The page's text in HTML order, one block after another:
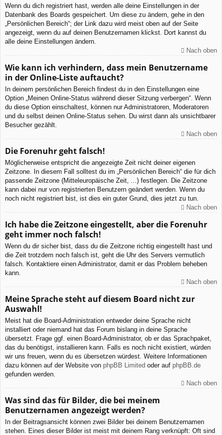
Wenn du dich registriert hast, werden alle deine Einstellungen in der
Datenbank des Boards gespeichert. Um diese zu ändern, gehe in den
„Persönlichen Bereich“; der Link dazu wird meist oben auf der Seite
angezeigt, wenn du auf deinen Benutzernamen klickst. Dort kannst du
alle deine Einstellungen ändern.
Nach oben
Wie kann ich verhindern, dass mein Benutzername
in der Online-Liste auftaucht?
In deinem persönlichen Bereich findest du in den Einstellungen eine
Option „Meinen Online-Status während dieser Sitzung verbergen“. Wenn
du diese Option einschaltest, können nur Administratoren, Moderatoren
und du selbst deinen Online-Status sehen. Du wirst dann als unsichtbarer
Besucher gezählt.
Nach oben
Die Forenuhr geht falsch!
Möglicherweise entspricht die angezeigte Zeit nicht deiner eigenen
Zeitzone. In diesem Fall solltest du im „Persönlichen Bereich“ die für dich
passende Zeitzone (Mitteleuropäische Zeit, ...) festlegen. Die Zeitzone
kann dabei nur von registrierten Benutzern geändert werden. Wenn du
noch nicht registriert bist, ist dies ein guter Grund, dies jetzt zu tun.
Nach oben
Ich habe die Zeitzone eingestellt, aber die Forenuhr
geht immer noch falsch!
Wenn du dir sicher bist, dass du die Zeitzone richtig eingestellt hast und
die Zeit trotzdem noch falsch ist, geht die Uhr des Servers vermutlich
falsch. Kontaktiere einen Administrator, damit er das Problem beheben
kann.
Nach oben
Meine Sprache steht auf diesem Board nicht zur
Auswahl!
Meist hat die Board-Administration entweder deine Sprache nicht
installiert oder niemand hat das Forum bislang in deine Sprache
übersetzt. Frage ggf. einen Board-Administrator, ob er das Sprachpaket,
das du benötigst, installieren kann. Falls es noch nicht existiert, würden
wir uns freuen, wenn du es übersetzen würdest. Weitere Informationen
dazu können auf der Website von phpBB Limited oder auf phpBB.de
gefunden werden.
Nach oben
Was sind das für Bilder, die bei meinem
Benutzernamen angezeigt werden?
In der Beitragsansicht können zwei Bilder bei deinem Benutzernamen
stehen. Eines dieser Bilder ist meist mit deinem Rang verknüpft: Oft sind